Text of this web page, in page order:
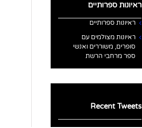
ראיונות ספרותיים
ראיונות ספרותיים
ראיונות מצולמים עם
סופרים, משוררים ואנשי
ספר מרחבי הרשת
Recent Tweets